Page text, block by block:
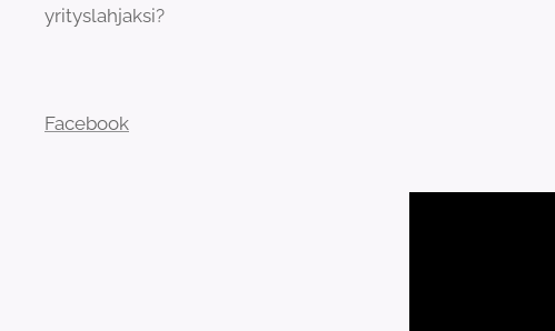
yrityslahjaksi?
Facebook